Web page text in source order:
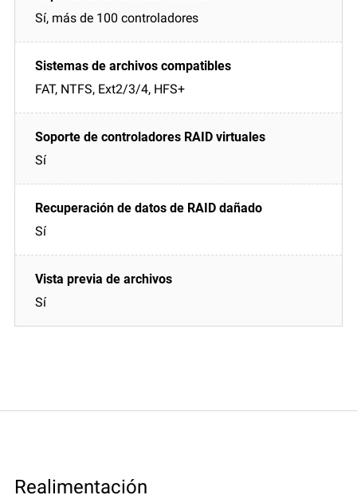
Sí, más de 100 controladores
FAT, NTFS, Ext2/3/4, HFS+
Sí
Sí
Sí
Realimentación